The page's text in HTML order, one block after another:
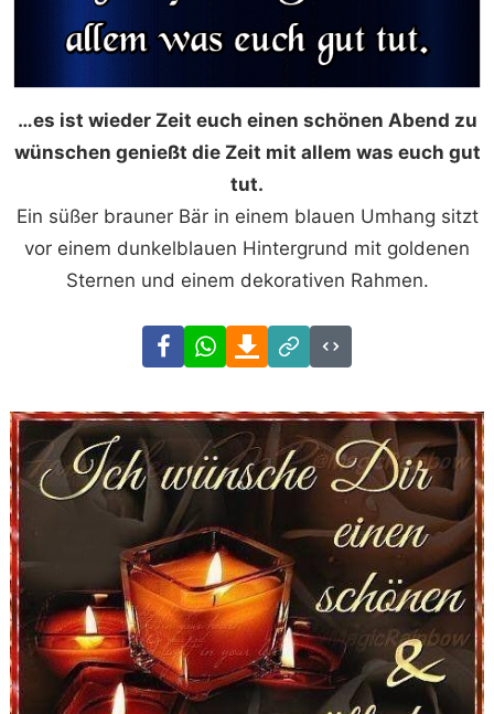
…es ist wieder Zeit euch einen schönen Abend zu
wünschen genießt die Zeit mit allem was euch gut
tut.
Ein süßer brauner Bär in einem blauen Umhang sitzt
vor einem dunkelblauen Hintergrund mit goldenen
Sternen und einem dekorativen Rahmen.
FacebookWhatsAppDownload
Link
Code